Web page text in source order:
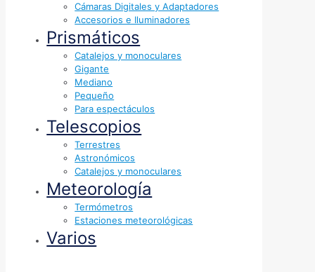
Cámaras Digitales y Adaptadores
Accesorios e Iluminadores
Prismáticos
Catalejos y monoculares
Gigante
Mediano
Pequeño
Para espectáculos
Telescopios
Terrestres
Astronómicos
Catalejos y monoculares
Meteorología
Termómetros
Estaciones meteorológicas
Varios